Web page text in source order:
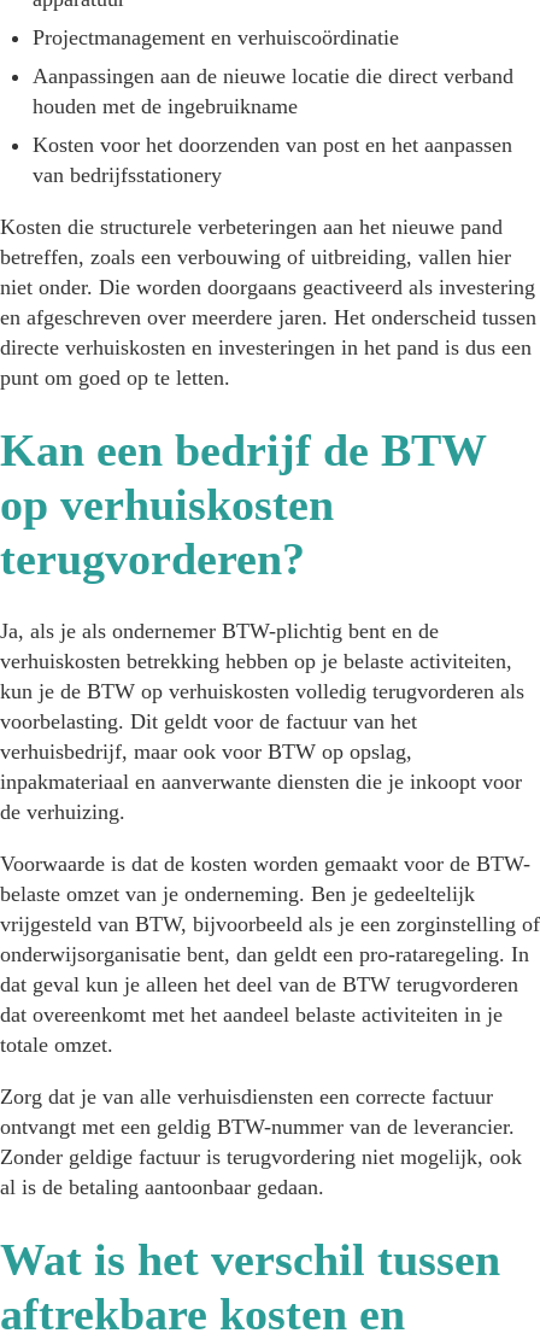
Projectmanagement en verhuiscoördinatie
Aanpassingen aan de nieuwe locatie die direct verband
houden met de ingebruikname
Kosten voor het doorzenden van post en het aanpassen
van bedrijfsstationery
Kosten die structurele verbeteringen aan het nieuwe pand
betreffen, zoals een verbouwing of uitbreiding, vallen hier
niet onder. Die worden doorgaans geactiveerd als investering
en afgeschreven over meerdere jaren. Het onderscheid tussen
directe verhuiskosten en investeringen in het pand is dus een
punt om goed op te letten.
Kan een bedrijf de BTW
op verhuiskosten
terugvorderen?
Ja, als je als ondernemer BTW-plichtig bent en de
verhuiskosten betrekking hebben op je belaste activiteiten,
kun je de BTW op verhuiskosten volledig terugvorderen als
voorbelasting. Dit geldt voor de factuur van het
verhuisbedrijf, maar ook voor BTW op opslag,
inpakmateriaal en aanverwante diensten die je inkoopt voor
de verhuizing.
Voorwaarde is dat de kosten worden gemaakt voor de BTW-
belaste omzet van je onderneming. Ben je gedeeltelijk
vrijgesteld van BTW, bijvoorbeeld als je een zorginstelling of
onderwijsorganisatie bent, dan geldt een pro-rataregeling. In
dat geval kun je alleen het deel van de BTW terugvorderen
dat overeenkomt met het aandeel belaste activiteiten in je
totale omzet.
Zorg dat je van alle verhuisdiensten een correcte factuur
ontvangt met een geldig BTW-nummer van de leverancier.
Zonder geldige factuur is terugvordering niet mogelijk, ook
al is de betaling aantoonbaar gedaan.
Wat is het verschil tussen
aftrekbare kosten en